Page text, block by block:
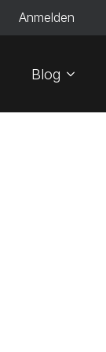
Anmelden
Blog